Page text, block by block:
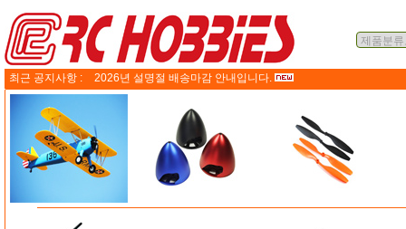
최근 공지사항 : 2026년 설명절 배송마감 안내입니다.